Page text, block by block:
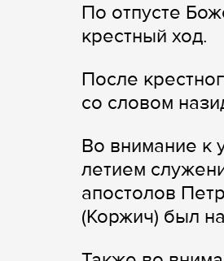
По отпусте
крестный ход.
После
со словом
Во внимание к
летием
апостолов
(Коржич) был